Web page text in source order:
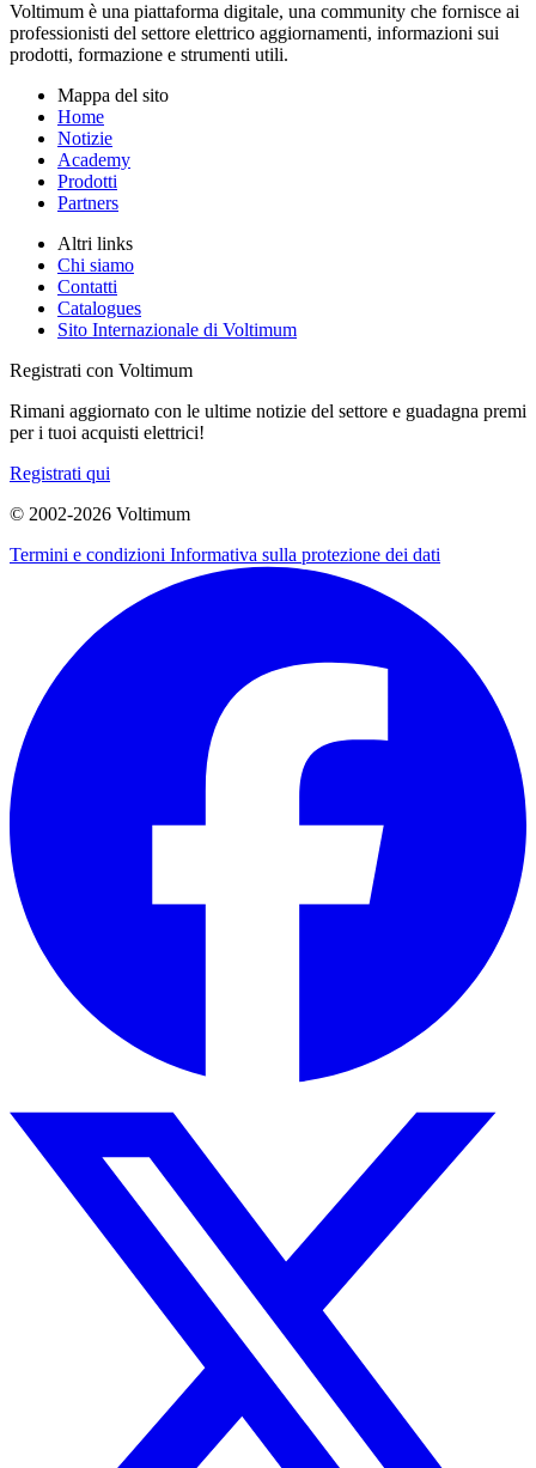
Voltimum è una piattaforma digitale, una community che fornisce ai
professionisti del settore elettrico aggiornamenti, informazioni sui
prodotti, formazione e strumenti utili.
Mappa del sito
Home
Notizie
Academy
Prodotti
Partners
Altri links
Chi siamo
Contatti
Catalogues
Sito Internazionale di Voltimum
Registrati con Voltimum
Rimani aggiornato con le ultime notizie del settore e guadagna premi
per i tuoi acquisti elettrici!
Registrati qui
© 2002-2026 Voltimum
Termini e condizioni Informativa sulla protezione dei dati